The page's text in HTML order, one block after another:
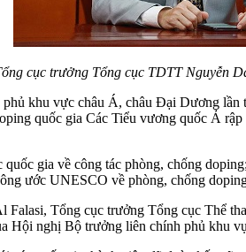
cục trưởng Tổng cục TDTT Nguyễn
khu vực châu Á, châu Đại Dương
quốc gia Các Tiểu vương quốc Ả
quốc gia về công tác phòng, chống
ước UNESCO về phòng, chống
Tổng cục trưởng Tổng cục Thể
Hội nghị Bộ trưởng liên chính phủ khu